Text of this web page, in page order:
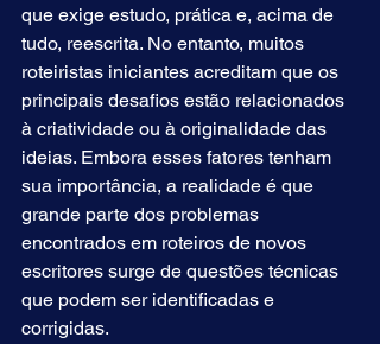
que exige estudo, prática e, acima de
tudo, reescrita. No entanto, muitos
roteiristas iniciantes acreditam que os
principais desafios estão relacionados
à criatividade ou à originalidade das
ideias. Embora esses fatores tenham
sua importância, a realidade é que
grande parte dos problemas
encontrados em roteiros de novos
escritores surge de questões técnicas
que podem ser identificadas e
corrigidas.